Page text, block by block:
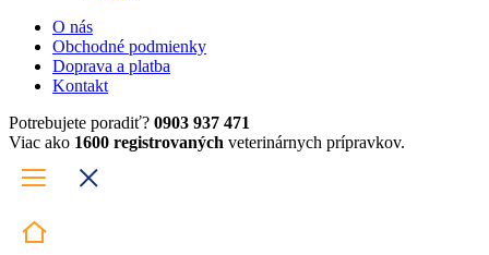
O nás
Obchodné podmienky
Doprava a platba
Kontakt
Potrebujete poradiť? 0903 937 471
Viac ako 1600 registrovaných veterinárnych prípravkov.